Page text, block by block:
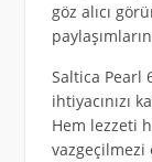
göz alıcı
Saltica Pearl
ihtiyacınızı
Hem lezzeti
vazgeçilmezi